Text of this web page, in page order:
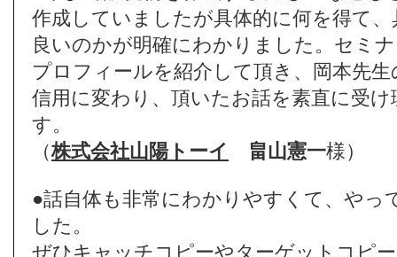
作成していましたが具体的に何を得て
良いのかが明確にわかりました。セミ
プロフィールを紹介して頂き、岡本先
信用に変わり、頂いたお話を素直に受
す。
（株式会社山陽トーイ 畠山憲一様）
●話自体も非常にわかりやすくて、やっ
した。
ぜひキャッチコピーやターゲットコピ